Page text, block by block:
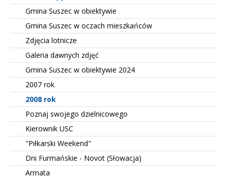
Gmina Suszec w obiektywie
Gmina Suszec w oczach mieszkańców
Zdjęcia lotnicze
Galeria dawnych zdjęć
Gmina Suszec w obiektywie 2024
2007 rok
2008 rok
Poznaj swojego dzielnicowego
Kierownik USC
"Piłkarski Weekend"
Dni Furmańskie - Novot (Słowacja)
Armata